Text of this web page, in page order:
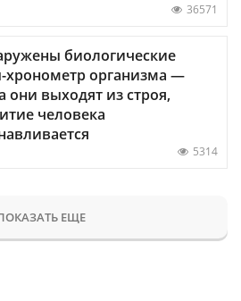
36571
биологические
хронометр организма —
они выходят из строя,
человека
5314
ЕЩЕ